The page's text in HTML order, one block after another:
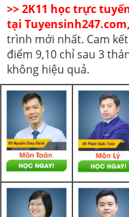
>> 2K11 học trực
tại Tuyensinh247.com,
trình mới nhất. Cam
điểm 9,10 chỉ sau 3
không hiệu quả.